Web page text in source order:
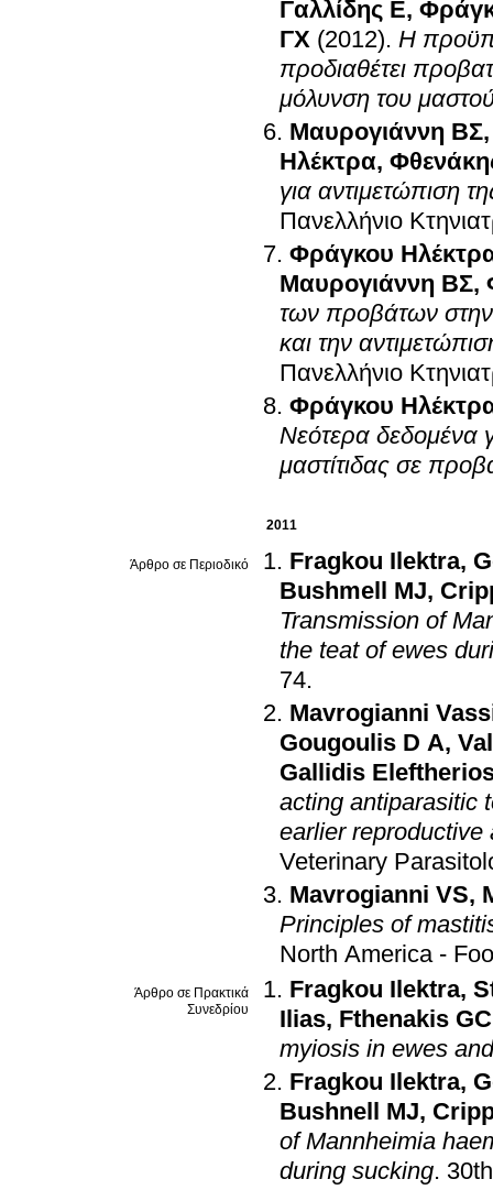
Γαλλίδης Ε,
ΓΧ (2012). Η
προδιαθέτει
μόλυνση του
Μαυρογιάννη ΒΣ
Ηλέκτρα,
για αντιμετώπιση
Πανελλήνιο
Φράγκου
Μαυρογιάννη ΒΣ,
των προβάτων στην
και την
Πανελλήνιο
Φράγκου
Νεότερα δεδομένα
μαστίτιδας σε
2011
Άρθρο σε Περιοδικό Fragkou Ilektra,
Bushmell MJ,
Transmission of
the teat of ewes
74.
Mavrogianni
Gougoulis D A,
Gallidis
acting antiparasitic
earlier reproductive
Veterinary
Mavrogianni VS,
Principles of
North America -
Άρθρο σε Πρακτικά
Συνεδρίου
Fragkou Ilektra,
Ilias, Fthenakis GC
myiosis in ewes
Fragkou Ilektra,
Bushnell MJ,
of Mannheimia
during sucking.